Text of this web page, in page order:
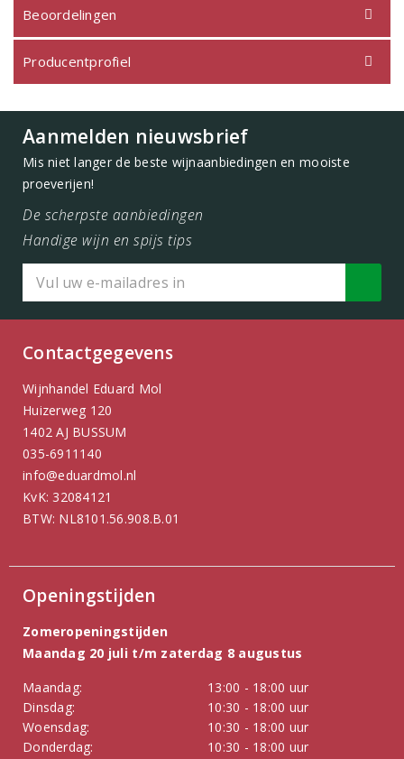
Beoordelingen
Producentprofiel
Aanmelden nieuwsbrief
Mis niet langer de beste wijnaanbiedingen en mooiste
proeverijen!
De scherpste aanbiedingen
Handige wijn en spijs tips
Contactgegevens
Wijnhandel Eduard Mol
Huizerweg 120
1402 AJ BUSSUM
035-6911140
info@eduardmol.nl
KvK: 32084121
BTW: NL8101.56.908.B.01
Openingstijden
Zomeropeningstijden
Maandag 20 juli t/m zaterdag 8 augustus
Maandag:
13:00 - 18:00 uur
Dinsdag:
10:30 - 18:00 uur
Woensdag:
10:30 - 18:00 uur
Donderdag:
10:30 - 18:00 uur